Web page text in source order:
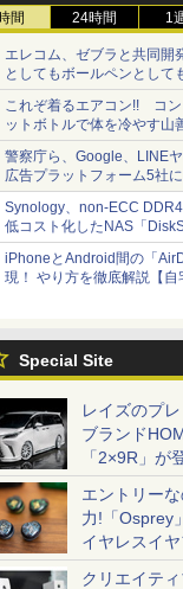
間 24時間 1
エレコム、ゼブラと共同開
としてもボールペンとして
スツーウェイ」発売 iPad
えずに書き込める
これぞ着るエアコン!! コ
ットボトルで体を冷やす山
ードバイクにちょうどいい
ど！その14】【空いた時間
警察庁ら、Google、LINE
広告プラットフォーム5社
広告」対策強化を要請 著
使った投資詐欺などへの対
Synology、non-ECC
低コスト化したNAS「
ーズ 予算を抑えて導入で
アップグレードも可能
iPhoneとAndroid間の「
現！ やり方を徹底解説【自
Special Site
レイズのプ
ブランド
「2×9R」が
エントリー
力!「Osprey
イヤレスイヤ
一気に聴く
クリエイテ